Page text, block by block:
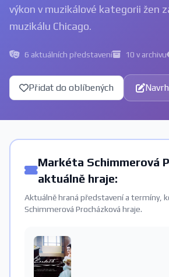
výkon v muzikálové kategorii žen
muzikálu Chicago.
6 aktuálních představení 10 v archivu
Přidat do oblíbených
Markéta Schimmerová
aktuálně hraje:
Aktuálně hraná představení a termíny,
Schimmerová Procházková hraje.